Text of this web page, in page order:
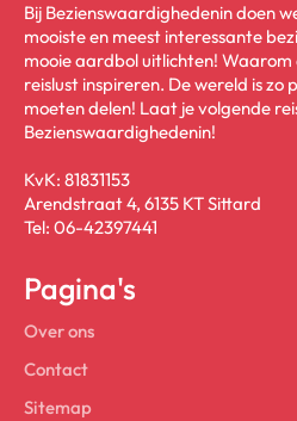
Bij Bezienswaardighedenin doen
mooiste en meest interessante
mooie aardbol uitlichten! Waarom
reislust inspireren. De wereld is
moeten delen! Laat je volgende
Bezienswaardighedenin!
KvK: 81831153
Arendstraat 4, 6135 KT Sittard
Tel: 06-42397441
Pagina's
Over ons
Contact
Sitemap